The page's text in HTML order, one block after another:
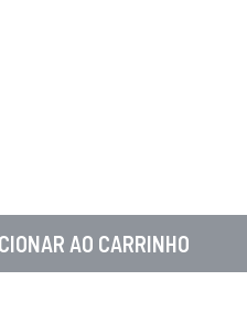
AO CARRINHO